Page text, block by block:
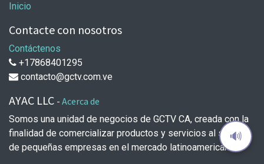
Inicio
Contacte con nosotros
Contáctenos
+17868401295
contacto@gctv.com.ve
AYAC LLC - Acerca de
Somos una unidad de negocios de GCTV CA, creada con la
finalidad de comercializar productos y servicios al sector
de pequeñas empresas en el mercado latinoamericano
🔊